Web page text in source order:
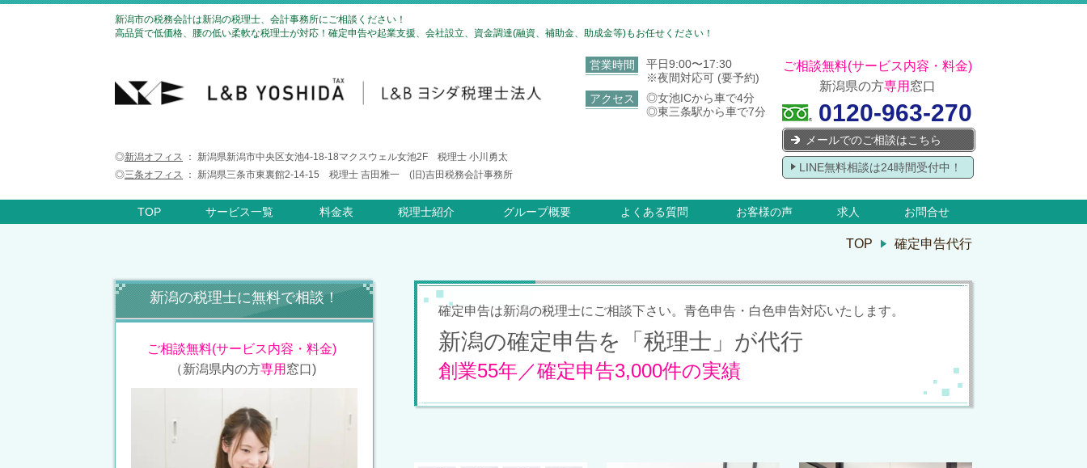
新潟市の税務会計は新潟の税理士、会計事務所にご相談ください！
高品質で低価格、腰の低い柔軟な税理士が対応！確定申告や起業支援、会社設立、資金調達(融資、補助金、助成金等)もお任せください！
◎新潟オフィス ： 新潟県新潟市中央区女池4-18-18マクスウェル女池2F 税理士 小川勇太
◎三条オフィス ： 新潟県三条市東裏館2-14-15 税理士 吉田雅一 (旧)吉田税務会計事務所
営業時間
平日9:00〜17:30
※夜間対応可 (要予約)
アクセス
◎女池ICから車で4分
◎東三条駅から車で7分
ご相談無料(サービス内容・料金)
新潟県の方専用 窓口
0120-963-270
メールでのご相談はこちら
LINE無料相談は24時間受付中！
TOP サービス一覧 料金表 税理士紹介 グループ概要 よくある質問 お客様の声 求人 お問合せ
TOP 確定申告代行
確定申告は新潟の税理士にご相談下さい。青色申告・白色申告対応いたします。
新潟の確定申告を「税理士」が代行
創業55年／確定申告3,000件の実績
新潟の税理士に無料で相談！
ご相談無料(サービス内容・料金)
（新潟県内の方専用 窓口)